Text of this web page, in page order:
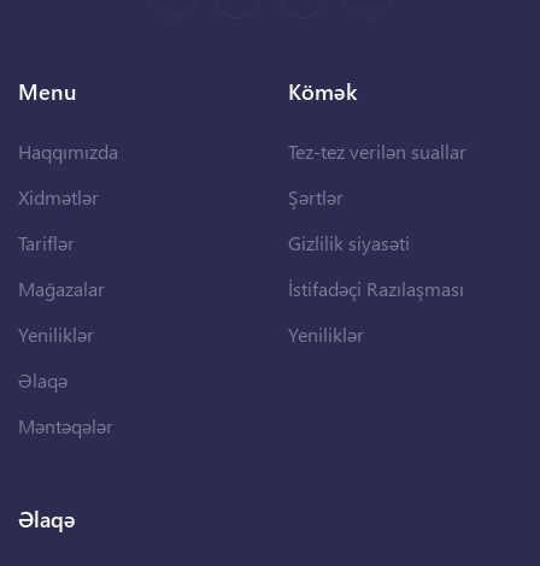
Menu
Haqqımızda
Xidmətlər
Tariflər
Mağazalar
Yeniliklər
Əlaqə
Məntəqələr
Kömək
Tez-tez verilən suallar
Şərtlər
Gizlilik siyasəti
İstifadəçi Razılaşması
Yeniliklər
Əlaqə